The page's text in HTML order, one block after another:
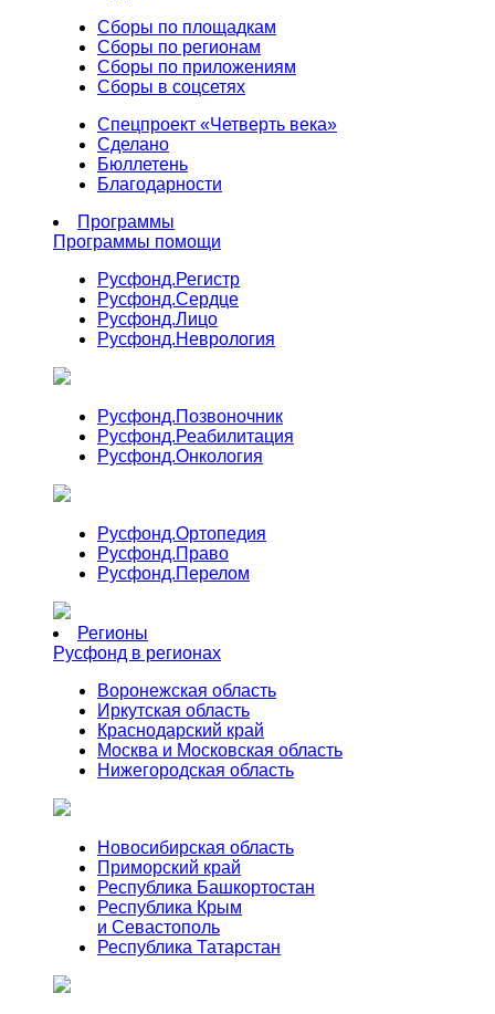
Сборы по площадкам
Сборы по регионам
Сборы по приложениям
Сборы в соцсетях
Спецпроект «Четверть века»
Сделано
Бюллетень
Благодарности
Программы
Программы помощи
Русфонд.Регистр
Русфонд.Сердце
Русфонд.Лицо
Русфонд.Неврология
Русфонд.Позвоночник
Русфонд.Реабилитация
Русфонд.Онкология
Русфонд.Ортопедия
Русфонд.Право
Русфонд.Перелом
Регионы
Русфонд в регионах
Воронежская область
Иркутская область
Краснодарский край
Москва и Московская область
Нижегородская область
Новосибирская область
Приморский край
Республика Башкортостан
Республика Крым
и Севастополь
Республика Татарстан